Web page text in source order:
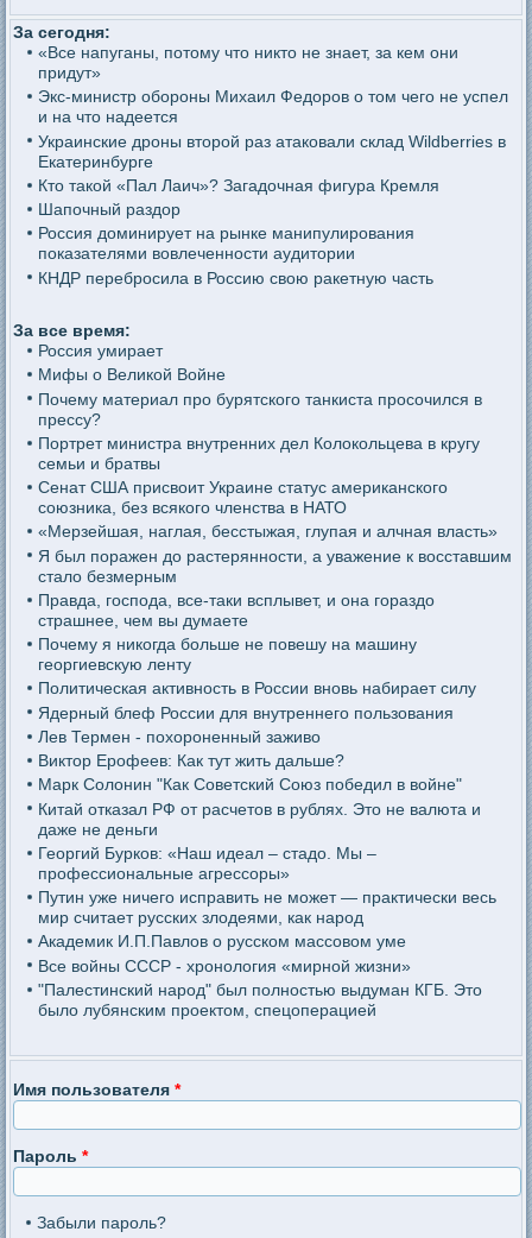
За сегодня:
«Все напуганы, потому что никто не знает, за кем они
придут»
Экс-министр обороны Михаил Федоров о том чего не успел
и на что надеется
Украинские дроны второй раз атаковали склад Wildberries в
Екатеринбурге
Кто такой «Пал Лаич»? Загадочная фигура Кремля
Шапочный раздор
Россия доминирует на рынке манипулирования
показателями вовлеченности аудитории
КНДР перебросила в Россию свою ракетную часть
За все время:
Россия умирает
Мифы о Великой Войне
Почему материал про бурятского танкиста просочился в
прессу?
Портрет министра внутренних дел Колокольцева в кругу
семьи и братвы
Сенат США присвоит Украине статус американского
союзника, без всякого членства в НАТО
«Мерзейшая, наглая, бесстыжая, глупая и алчная власть»
Я был поражен до растерянности, а уважение к восставшим
стало безмерным
Правда, господа, все-таки всплывет, и она гораздо
страшнее, чем вы думаете
Почему я никогда больше не повешу на машину
георгиевскую ленту
Политическая активность в России вновь набирает силу
Ядерный блеф России для внутреннего пользования
Лев Термен - похороненный заживо
Виктор Ерофеев: Как тут жить дальше?
Марк Солонин "Как Советский Союз победил в войне"
Китай отказал РФ от расчетов в рублях. Это не валюта и
даже не деньги
Георгий Бурков: «Наш идеал – стадо. Мы –
профессиональные агрессоры»
Путин уже ничего исправить не может — практически весь
мир считает русских злодеями, как народ
Академик И.П.Павлов о русском массовом уме
Все войны СССР - хронология «мирной жизни»
"Палестинский народ" был полностью выдуман КГБ. Это
было лубянским проектом, спецоперацией
Имя пользователя*
Пароль*
Забыли пароль?